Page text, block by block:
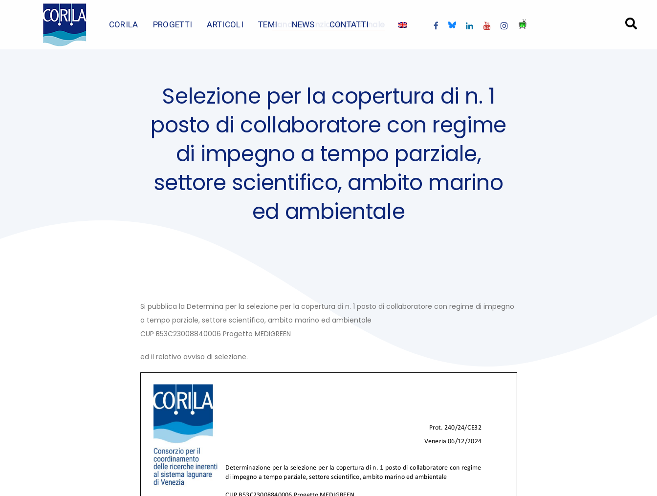
CORILA PROGETTI ARTICOLI TEMI NEWS CONTATTI
on:
Bandi assunzione personale
Selezione per la copertura di n. 1
posto di collaboratore con regime
di impegno a tempo parziale,
settore scientifico, ambito marino
ed ambientale
Si pubblica la Determina per la selezione per la copertura di n. 1 posto di collaboratore con regime di impegno
a tempo parziale, settore scientifico, ambito marino ed ambientale
CUP B53C23008840006 Progetto MEDIGREEN
ed il relativo avviso di selezione.
navigation